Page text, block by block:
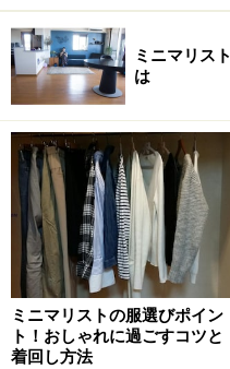
住んでいる地域にもより
聞」「雑誌・雑紙」「段
分けられます。これらに
ておける、決まった場所
雑然として見える紙ゴミは
ガイドは、最も多く出る
ミニマリス
は
ミニマリストの服選びポイン
ト！おしゃれに過ごすコツと
着回し方法